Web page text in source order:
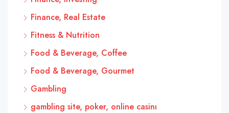
Finance, Real Estate
Fitness & Nutrition
Food & Beverage, Coffee
Food & Beverage, Gourmet
Gambling
gambling site, poker, online casinı